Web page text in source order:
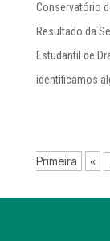
Conservatório
Resultado da
Estudantil de
identificamos
Primeira
«